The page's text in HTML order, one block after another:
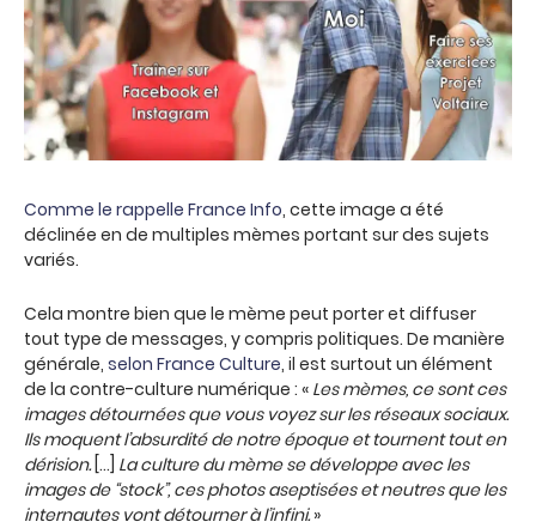
Comme le rappelle France Info, cette image a été
déclinée en de multiples mèmes portant sur des sujets
variés.
Cela montre bien que le mème peut porter et diffuser
tout type de messages, y compris politiques. De manière
générale, selon France Culture, il est surtout un élément
de la contre-culture numérique : « Les mèmes, ce sont ces
images détournées que vous voyez sur les réseaux sociaux.
Ils moquent l’absurdité de notre époque et tournent tout en
dérision. […] La culture du mème se développe avec les
images de “stock”, ces photos aseptisées et neutres que les
internautes vont détourner à l’infini.»